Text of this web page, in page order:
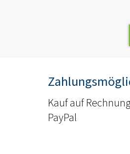
Kauf auf Rechnung
PayPal